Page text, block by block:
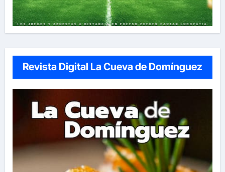
Revista Digital La Cueva de Domínguez